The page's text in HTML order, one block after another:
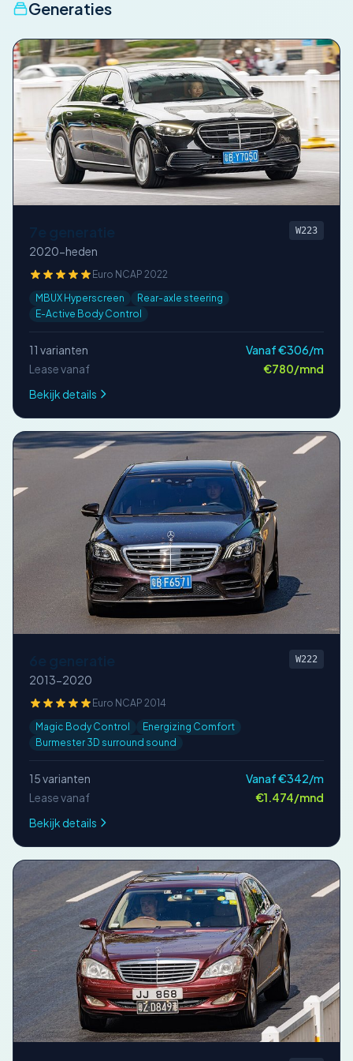
Generaties
2020-heden
W223
Euro NCAP 2022
MBUX Hyperscreen
Rear-axle steering
E-Active Body Control
11 varianten
Vanaf €306/m
Lease vanaf
€780/mnd
Bekijk details
2013-2020
W222
Euro NCAP 2014
Magic Body Control
Energizing Comfort
Burmester 3D surround sound
15 varianten
Vanaf €342/m
Lease vanaf
€1.474/mnd
Bekijk details